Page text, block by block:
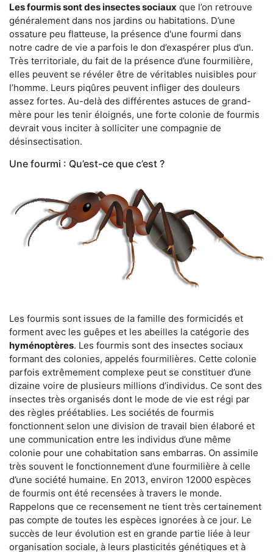
Les fourmis sont des insectes sociaux que l’on retrouve
généralement dans nos jardins ou habitations. D’une
ossature peu flatteuse, la présence d'une fourmi dans
notre cadre de vie a parfois le don d’exaspérer plus d’un.
Très territoriale, du fait de la présence d’une fourmilière,
elles peuvent se révéler être de véritables nuisibles pour
l’homme. Leurs piqûres peuvent infliger des douleurs
assez fortes. Au-delà des différentes astuces de grand-
mère pour les tenir éloignés, une forte colonie de fourmis
devrait vous inciter à solliciter une compagnie de
désinsectisation.
Une fourmi : Qu’est-ce que c’est ?
Les fourmis sont issues de la famille des formicidés et
forment avec les guêpes et les abeilles la catégorie des
hyménoptères. Les fourmis sont des insectes sociaux
formant des colonies, appelés fourmilières. Cette colonie
parfois extrêmement complexe peut se constituer d’une
dizaine voire de plusieurs millions d’individus. Ce sont des
insectes très organisés dont le mode de vie est régi par
des règles préétablies. Les sociétés de fourmis
fonctionnent selon une division de travail bien élaboré et
une communication entre les individus d’une même
colonie pour une cohabitation sans embarras. On assimile
très souvent le fonctionnement d’une fourmilière à celle
d’une société humaine. En 2013, environ 12000 espèces
de fourmis ont été recensées à travers le monde.
Rappelons que ce recensement ne tient très certainement
pas compte de toutes les espèces ignorées à ce jour. Le
succès de leur évolution est en grande partie liée à leur
organisation sociale, à leurs plasticités génétiques et à